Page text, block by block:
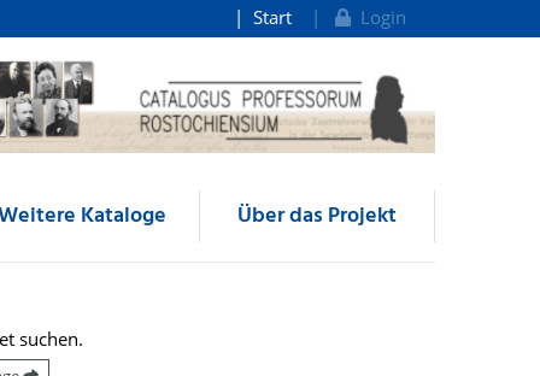
Start Login
Kataloge Über das Projekt
suchen.